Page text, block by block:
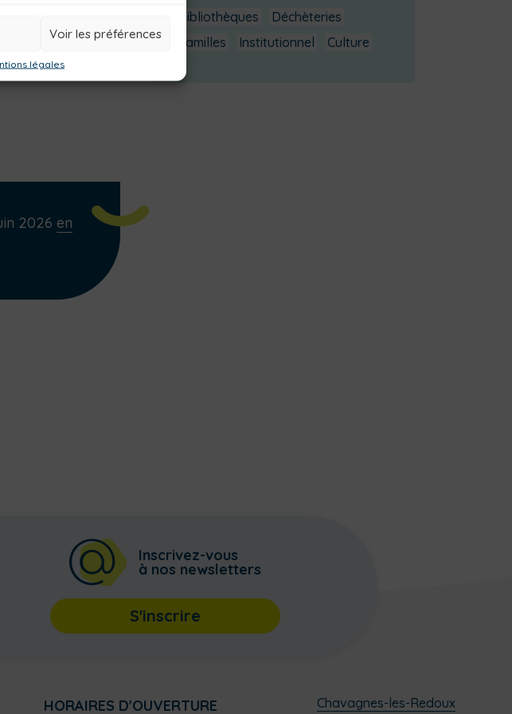
Voir les préférences
légales
2026 en
Bibliothèques
Déchèteries
Familles
Institutionnel Culture
Inscrivez-vous
à nos newsletters
S'inscrire
HORAIRES D'OUVERTURE
Chavagnes-les-Redoux